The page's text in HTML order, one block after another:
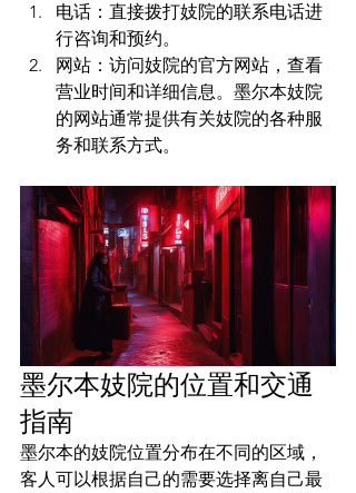
电话：直接拨打妓院的联系电话进
行咨询和预约。
网站：访问妓院的官方网站，查看
营业时间和详细信息。墨尔本妓院
的网站通常提供有关妓院的各种服
务和联系方式。
墨尔本妓院的位置和交通
指南
墨尔本的妓院位置分布在不同的区域，
客人可以根据自己的需要选择离自己最